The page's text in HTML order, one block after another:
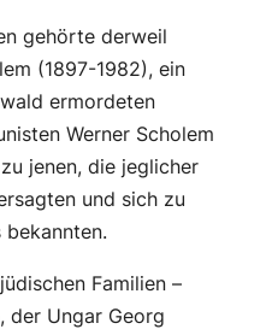
gehörte derweil
(1897-1982), ein
ermordeten
Werner Scholem
jenen, die jeglicher
und sich zu
Familien –
der Ungar Georg